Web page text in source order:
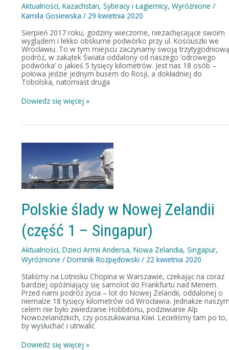
Aktualności,Kazachstan,Sybiracy i Łagiernicy,Wyróżnione /
Kamila Gosiewska/ 29 kwietnia 2020
Sierpień 2017 roku, godziny wieczorne, niezachęcające swoim
wyglądem i lekko obskurne podwórko przy ul. Kościuszki we
Wrocławiu. To w tym miejscu zaczynamy swoją
podróż, w zakątek Świata oddalony od naszego ‘odrowego
podwórka’ o jakieś 5 tysięcy kilometrów. Jest nas 18 osób –
połowa jedzie jednym busem do Rosji, a dokładniej do
Tobolska, natomiast druga
Dowiedz się więcej »
Polskie ślady w Nowej Zelandii
(część 1 – Singapur)
Aktualności,Dzieci Armii Andersa,Nowa Zelandia,Singapur,
Wyróżnione /Dominik Rozpędowski/ 22 kwietnia 2020
Staliśmy na Lotnisku Chopina w Warszawie, czekając na coraz
bardziej opóźniający się samolot do Frankfurtu nad Menem.
Przed nami podróż życia – lot do Nowej Zelandii, oddalonej o
niemalże 18 tysięcy kilometrów od Wrocławia. Jednakże
celem nie było zwiedzanie Hobbitonu, podziwianie Alp
Nowozelandzkich, czy poszukiwania Kiwi. Lecieliśmy tam po to,
by wysłuchać i utrwalić
w
Nowej
Zelandii
(część
–
Singapur)
Dowiedz się więcej »